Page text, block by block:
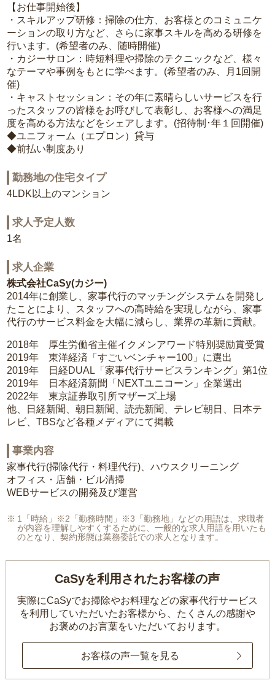
【お仕事開始後】
・スキルアップ研修：掃除の仕方、お客様とのコミュニケ
ーションの取り方など、さらに家事スキルを高める研修を
行います。(希望者のみ、随時開催)
・カジーサロン：時短料理や掃除のテクニックなど、様々
なテーマや事例をもとに学べます。(希望者のみ、月1回開
催)
・キャストセッション：その年に素晴らしいサービスを行
ったスタッフの皆様をお呼びして表彰し、お客様への満足
度を高める方法などをシェアします。(招待制･年１回開催)
◆ユニフォーム（エプロン）貸与
◆前払い制度あり
勤務地の住宅タイプ
4LDK以上のマンション
求人予定人数
1名
求人企業
株式会社CaSy(カジー)
2014年に創業し、家事代行のマッチングシステムを開発し
たことにより、スタッフへの高時給を実現しながら、家事
代行のサービス料金を大幅に減らし、業界の革新に貢献。
2018年 厚生労働省主催イクメンアワード特別奨励賞受賞
2019年 東洋経済「すごいベンチャー100」に選出
2019年 日経DUAL「家事代行サービスランキング」第1位
2019年 日本経済新聞「NEXTユニコーン」企業選出
2022年 東京証券取引所マザーズ上場
他、日経新聞、朝日新聞、読売新聞、テレビ朝日、日本テ
レビ、TBSなど各種メディアにて掲載
事業内容
家事代行(掃除代行・料理代行)、ハウスクリーニング
オフィス・店舗・ビル清掃
WEBサービスの開発及び運営
1「時給」※2「勤務時間」※3「勤務地」などの用語は、求職者
が内容を理解しやすくするために、一般的な求人用語を用いたも
のとなり、契約形態は業務委託での求人となります。
CaSyを利用されたお客様の声
実際にCaSyでお掃除やお料理などの家事代行サービス
を利用していただいたお客様から、 たくさんの感謝や
お褒めのお言葉をいただいております。
お客様の声一覧を見る